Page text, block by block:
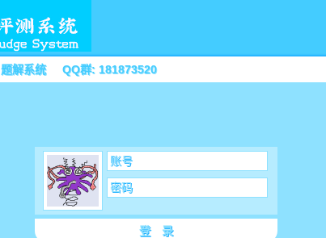
题解系统 QQ群: 181873520
账号
密码
登 录